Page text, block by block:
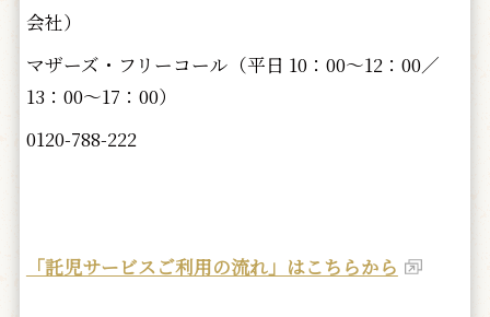
会社）
マザーズ・フリーコール（平日 10：00～12：00／
13：00～17：00）
0120-788-222
「託児サービスご利用の流れ」はこちらから